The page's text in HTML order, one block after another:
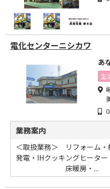
電化センターニシカワ
あ
生
業務案内
＜取扱業務＞ リフォーム
発電・IHクッキングヒータ
床暖房・...